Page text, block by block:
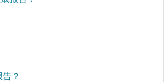
？